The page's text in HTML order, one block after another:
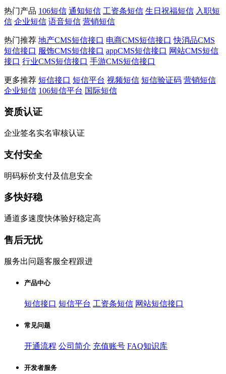
热门产品 106短信 通知短信 工资条短信 生日祝福短信 入职短
信 企业短信 语音短信 营销短信
热门推荐 地产CMS短信接口 电商CMS短信接口 快消品CMS
短信接口 服饰CMS短信接口 appCMS短信接口 网站CMS短信
接口 行业CMS短信接口 手游CMS短信接口
更多推荐 短信接口 短信平台 视频短信 短信验证码 营销短信
企业短信 106短信平台 国际短信
资质认证
企业签名实名审核认证
支付安全
明码标价支付及信息安全
多快好稳
通道多速度快体验好稳定高
售后无忧
服务出问题客服全程跟进
产品中心
短信接口 短信平台 工资条短信 网站短信接口
常见问题
开通流程 公司简介 充值账号 FAQ知识库
开发者服务